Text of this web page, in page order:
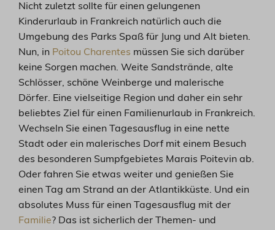
Nicht zuletzt sollte für einen gelungenen
Kinderurlaub in Frankreich natürlich auch die
Umgebung des Parks Spaß für Jung und Alt bieten.
Nun, in Poitou Charentes müssen Sie sich darüber
keine Sorgen machen. Weite Sandstrände, alte
Schlösser, schöne Weinberge und malerische
Dörfer. Eine vielseitige Region und daher ein sehr
beliebtes Ziel für einen Familienurlaub in Frankreich.
Wechseln Sie einen Tagesausflug in eine nette
Stadt oder ein malerisches Dorf mit einem Besuch
des besonderen Sumpfgebietes Marais Poitevin ab.
Oder fahren Sie etwas weiter und genießen Sie
einen Tag am Strand an der Atlantikküste. Und ein
absolutes Muss für einen Tagesausflug mit der
Familie? Das ist sicherlich der Themen- und